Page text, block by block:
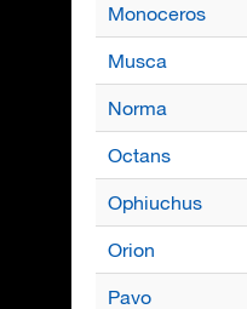
Monoceros
Musca
Norma
Octans
Ophiuchus
Orion
Pavo